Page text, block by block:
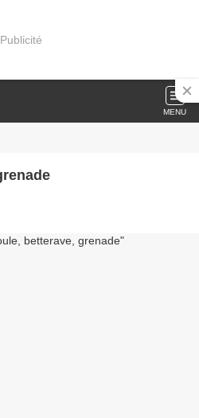
Publicité
MENU